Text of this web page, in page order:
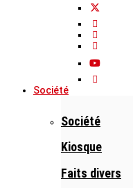
Société
Société
Kiosque
Faits divers